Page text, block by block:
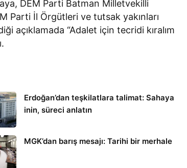
DEM Parti Batman Milletvekilli
Parti İl Örgütleri ve tutsak yakınları
açıklamada “Adalet için tecridi kıralım
Erdoğan’dan teşkilatlara talimat: Sahaya
inin, süreci anlatın
MGK’dan barış mesajı: Tarihi bir merhale